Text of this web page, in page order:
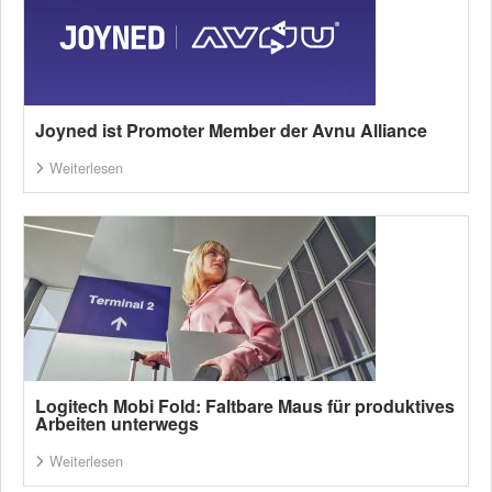
Joyned ist Promoter Member der Avnu Alliance
Weiterlesen
Logitech Mobi Fold: Faltbare Maus für produktives
Arbeiten unterwegs
Weiterlesen